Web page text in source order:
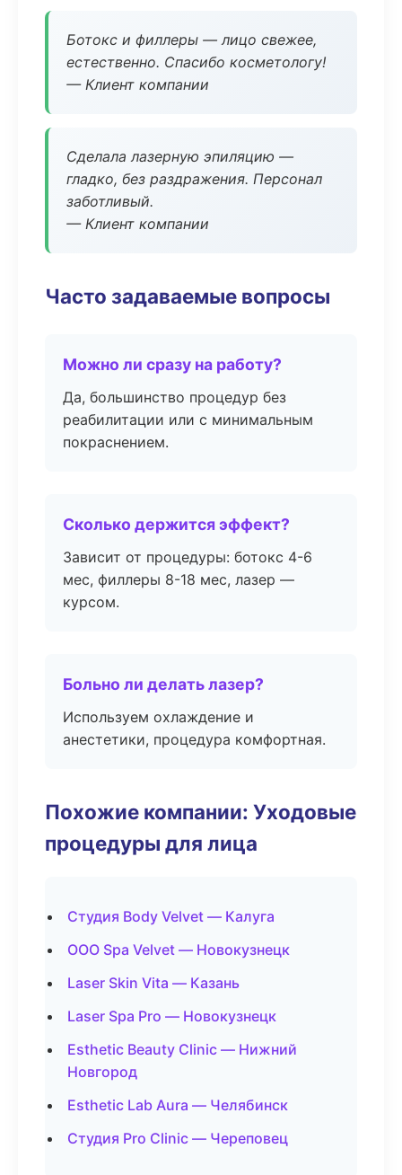
Ботокс и филлеры — лицо свежее,
естественно. Спасибо косметологу!
— Клиент компании
Сделала лазерную эпиляцию —
гладко, без раздражения. Персонал
заботливый.
— Клиент компании
Часто задаваемые вопросы
Можно ли сразу на работу?
Да, большинство процедур без
реабилитации или с минимальным
покраснением.
Сколько держится эффект?
Зависит от процедуры: ботокс 4-6
мес, филлеры 8-18 мес, лазер —
курсом.
Больно ли делать лазер?
Используем охлаждение и
анестетики, процедура комфортная.
Похожие компании: Уходовые
процедуры для лица
Студия Body Velvet — Калуга
ООО Spa Velvet — Новокузнецк
Laser Skin Vita — Казань
Laser Spa Pro — Новокузнецк
Esthetic Beauty Clinic — Нижний
Новгород
Esthetic Lab Aura — Челябинск
Студия Pro Clinic — Череповец